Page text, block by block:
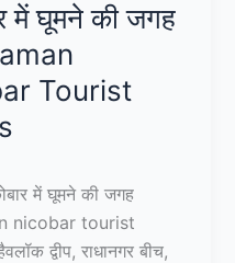
में घूमने की जगह
Tourist
में घूमने की जगह
nicobar tourist
द्वीप, राधानगर बीच,